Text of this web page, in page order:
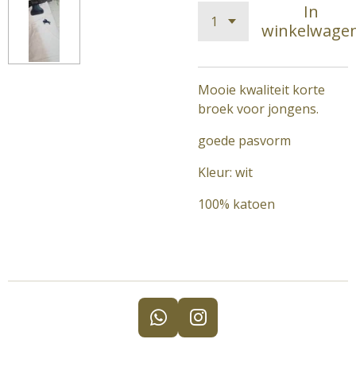
In
Mooie kwaliteit korte
broek voor jongens.
goede pasvorm
Kleur: wit
100% katoen
W
h
I
n